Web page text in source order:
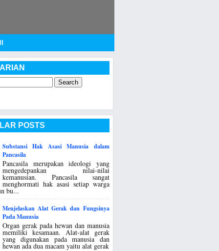
POSTS
Substansi Hak Asasi Manusia dalam
Pancasila
Pancasila merupakan ideologi yang
mengedepankan nilai-nilai
kemanusian. Pancasila sangat
menghormati hak asasi setiap warga
bu...
Menjelaskan Alat Gerak dan Fungsinya
Pada Manusia
Organ gerak pada hewan dan manusia
memiliki kesamaan. Alat-alat gerak
yang digunakan pada manusia dan
hewan ada dua macam yaitu alat gerak